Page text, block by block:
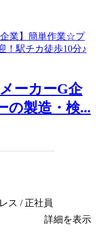
ーカーG企
の製造・検...
ス / 正社員
詳細を表示